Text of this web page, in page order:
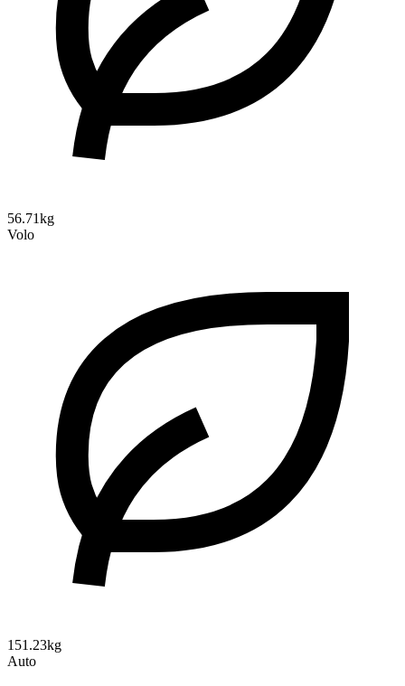
56.71kg
Volo
151.23kg
Auto